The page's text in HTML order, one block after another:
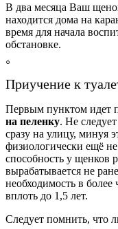
В два месяца Ваш
находится дома на
время для начала
обстановке.
Приучение к
Первым пунктом идет
на пеленку. Не
сразу на улицу, минуя
физиологически ещё
способность у щенков
вырабатывается не
необходимость в более
вплоть до 1,5 лет.
Следует помнить, что